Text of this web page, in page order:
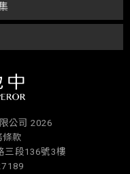
公司 2026
條款
三段136號3樓